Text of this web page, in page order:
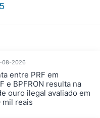
08-2026
entre PRF em
e BPFRON resulta na
ouro ilegal avaliado em
mil reais